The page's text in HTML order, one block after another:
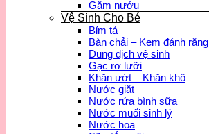
Gặm nướu
Vệ Sinh Cho Bé
Bỉm tả
Bàn chải – Kem đánh răng
Dung dịch vệ sinh
Gạc rơ lưỡi
Khăn ướt – Khăn khô
Nước giặt
Nước rửa bình sữa
Nước muối sinh lý
Nước hoa